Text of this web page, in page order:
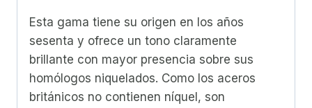
Esta gama tiene su origen en los años
sesenta y ofrece un tono claramente
brillante con mayor presencia sobre sus
homólogos niquelados. Como los aceros
británicos no contienen níquel, son